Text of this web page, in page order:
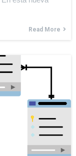
Read More